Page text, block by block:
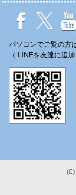
パソコンでご覧の方
（ LINEを友達に追加